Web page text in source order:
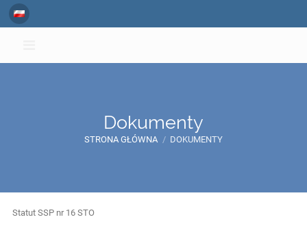
Dokumenty
STRONA GŁÓWNA / DOKUMENTY
Dokumenty
Statut SSP nr 16 STO